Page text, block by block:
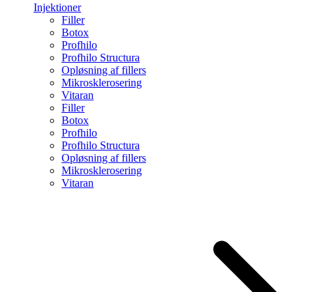
Injektioner
Filler
Botox
Profhilo
Profhilo Structura
Opløsning af fillers
Mikrosklerosering
Vitaran
Filler
Botox
Profhilo
Profhilo Structura
Opløsning af fillers
Mikrosklerosering
Vitaran